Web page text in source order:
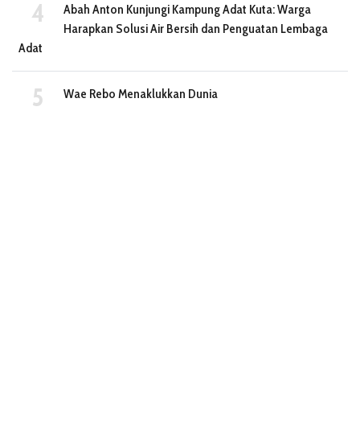
Abah Anton Kunjungi Kampung Adat Kuta: Warga
Harapkan Solusi Air Bersih dan Penguatan Lembaga
Adat
Wae Rebo Menaklukkan Dunia